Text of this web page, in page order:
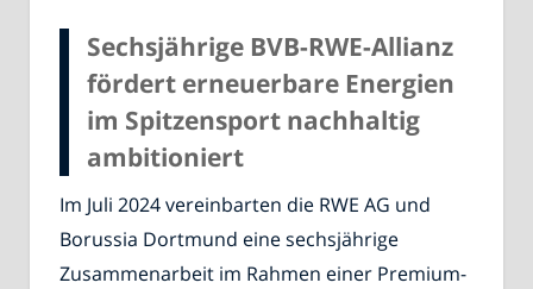
Sechsjährige BVB-RWE-Allianz
fördert erneuerbare Energien
im Spitzensport nachhaltig
ambitioniert
Im Juli 2024 vereinbarten die RWE AG und
Borussia Dortmund eine sechsjährige
Zusammenarbeit im Rahmen einer Premium-